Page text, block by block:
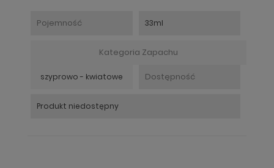
Pojemność 33ml
Kategoria Zapachu
szyprowo - kwiatowe Dostępność
Produkt niedostępny